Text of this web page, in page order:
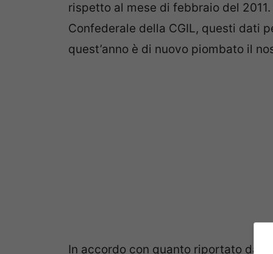
rispetto al mese di febbraio del
Confederale della CGIL, questi dati
quest’anno è di nuovo piombato il
In accordo con quanto riportato dal